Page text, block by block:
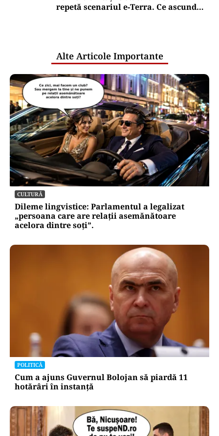
Dunăre? Explicația autorităților
nu al țărilor
Puterea Financiara
Canicula pune presiune pe economia
Europei și schimbă comportamentul
de consum
Oficiuldestiri.ro
Atacurile cibernetice expun
vulnerabilitățile statului român: ANP
repetă scenariul e‑Terra. Ce ascund
comunicările oficiale și cine răspunde
pentru mentenanța IT a instituțiilor
publice
Alte Articole Importante
CULTURĂ
Dileme lingvistice: Parlamentul a legalizat
„persoana care are relații asemănătoare
acelora dintre soți”.